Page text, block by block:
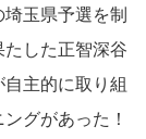
玉県予選を制
たした正智深谷
主的に取り組
グがあった！